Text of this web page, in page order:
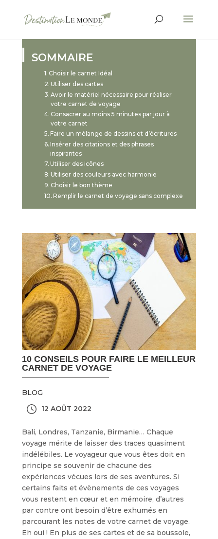
SOMMAIRE
Choisir le carnet Idéal
Utiliser des cartes
Avoir le matériel nécessaire pour réaliser
votre carnet de voyage
Consacrer au moins 5 minutes par jour à
votre carnet
Faire un mélange de dessins et d’écritures
Insérer des citations et des phrases
inspirantes
Utiliser des icônes
Utiliser des couleurs avec harmonie
Choisir le bon thème
Remplir le carnet de voyage sans complexe
10 CONSEILS POUR FAIRE LE MEILLEUR
CARNET DE VOYAGE
BLOG
12 AOÛT 2022
Bali, Londres, Tanzanie, Birmanie… Chaque
voyage mérite de laisser des traces quasiment
indélébiles. Le voyageur que vous êtes doit en
principe se souvenir de chacune des
expériences vécues lors de ses aventures. Si
certains faits et évènements de ces voyages
vous restent en cœur et en mémoire, d’autres
par contre ont besoin d’être exhumés en
parcourant les notes de votre carnet de voyage.
Eh oui ! En plus de ses cartes et de sa boussole,